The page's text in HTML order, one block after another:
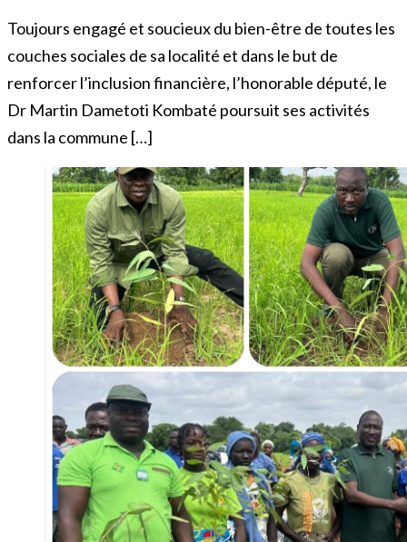
Toujours engagé et soucieux du bien-être de toutes les
couches sociales de sa localité et dans le but de
renforcer l’inclusion financière, l’honorable député, le
Dr Martin Dametoti Kombaté poursuit ses activités
dans la commune […]